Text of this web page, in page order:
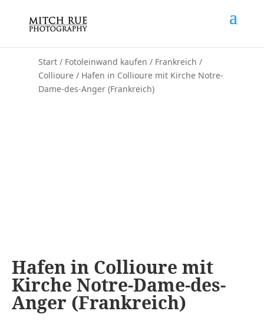
Start/ Fotoleinwand kaufen / Frankreich /
Collioure/ Hafen in Collioure mit Kirche Notre-
Dame-des-Anger (Frankreich)
Hafen in Collioure mit
Kirche Notre-Dame-des-
Anger (Frankreich)